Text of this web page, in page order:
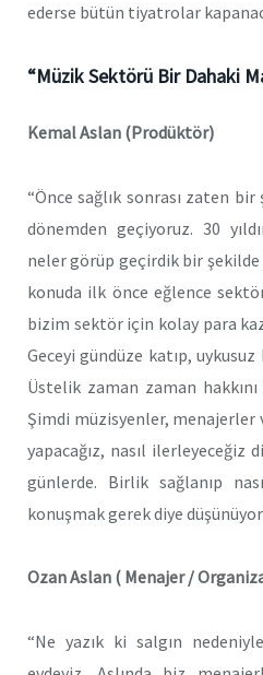
ederse bütün tiyatrolar
“Müzik Sektörü Bir Dahaki
Kemal Aslan (Prodüktör)
“Önce sağlık sonrası zaten
dönemden geçiyoruz. 30
neler görüp geçirdik bir şekilde
konuda ilk önce eğlence
bizim sektör için kolay para
Geceyi gündüze katıp,
Üstelik zaman zaman
Şimdi müzisyenler, menajerler
yapacağız, nasıl ilerleyeceğiz
günlerde. Birlik sağlanıp
konuşmak gerek diye
Ozan Aslan ( Menajer /
“Ne yazık ki salgın